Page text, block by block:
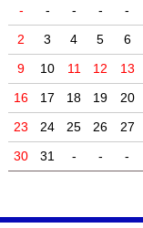
- - - - -
2
3 4 5 6
9
10 11 12 13
16
17 18 19 20
23
24 25 26 27
30
31 - - -